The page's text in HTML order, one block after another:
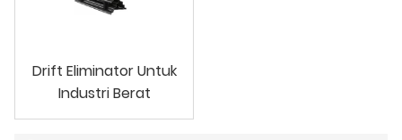
Drift Eliminator Untuk
Industri Berat